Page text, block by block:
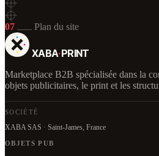
07 Plan du site
XABA·PRINT
Marketplace B2B spécialisée dans la
objets publicitaires, le print et les
SOCIÉTÉ
XABA SAS · Saint-James, France
OBJETS PUB